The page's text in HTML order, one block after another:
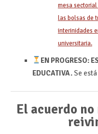
mesa
las bolsas de
interinidades
universitaria.
EN PROGRESO:
EDUCATIVA.Se
El acuerdo